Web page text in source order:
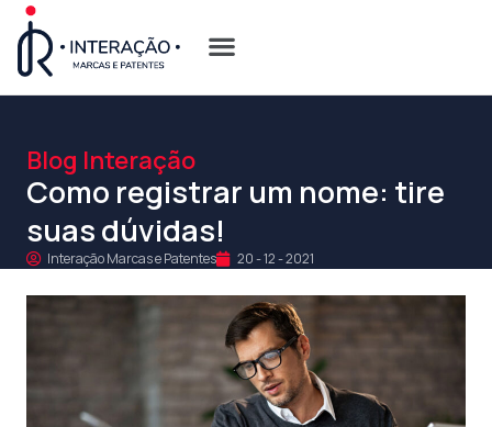
Blog Interação
Como registrar um nome: tire
suas dúvidas!
Interação Marcas e Patentes 20 - 12 - 2021